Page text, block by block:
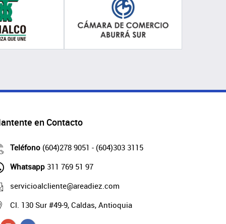
en Contacto
Teléfono (604)278 9051 - (604)303 3115
Whatsapp 311 769 51 97
servicioalcliente@areadiez.com
Cl. 130 Sur #49-9, Caldas, Antioquia